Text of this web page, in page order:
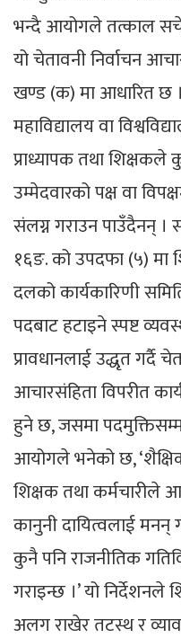
भन्दै आयोगले तत्काल
यो चेतावनी निर्वाचन
खण्ड (क) मा आधारित छ
महाविद्यालय वा
प्राध्यापक तथा
उम्मेदवारको पक्ष वा
संलग्न गराउन पाउँदैनन् ।
१६ङ. को उपदफा (५) मा
दलको कार्यकारिणी
पदबाट हटाइने स्पष्ट
प्रावधानलाई उद्धृत गर्दै
आचारसंहिता विपरीत
हुने छ, जसमा
आयोगले भनेको छ,
शिक्षक तथा कर्मचारीले
कानुनी दायित्वलाई मनन्
कुनै पनि राजनीतिक
गराइन्छ ।’ यो निर्देशनले
अलग राखेर तटस्थ र